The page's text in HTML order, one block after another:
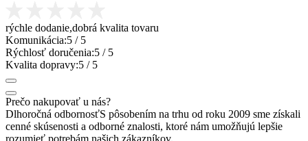
rýchle dodanie,dobrá kvalita tovaru
Komunikácia:5 / 5
Rýchlosť doručenia:5 / 5
Kvalita dopravy:5 / 5
Prečo nakupovať u nás?
Dlhoročná odbornosťS pôsobením na trhu od roku 2009 sme získali
cenné skúsenosti a odborné znalosti, ktoré nám umožňujú lepšie
rozumieť potrebám našich zákazníkov.